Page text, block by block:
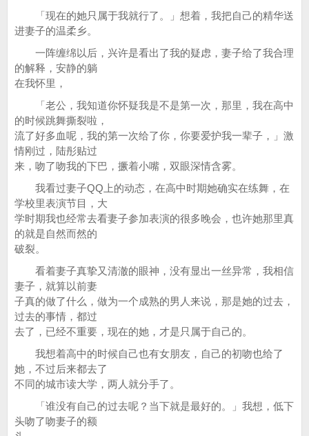
「现在的她只属于我就行了。」想着，我把自己的精华送
进妻子的温柔乡。
一阵缠绵以后，兴许是看出了我的疑虑，妻子给了我合理
的解释，安静的躺
在我怀里，
「老公，我知道你怀疑我是不是第一次，那里，我在高中
的时候跳舞撕裂啦，
流了好多血呢，我的第一次给了你，你要爱护我一辈子，」激
情刚过，陆彤贴过
来，吻了吻我的下巴，撅着小嘴，双眼深情含雾。
我看过妻子QQ上的动态，在高中时期她确实在练舞，在
学校里表演节目，大
学时期我也经常去看妻子参加表演的很多晚会，也许她那里真
的就是自然而然的
破裂。
看着妻子真挚又清澈的眼神，没有显出一丝异常，我相信
妻子，就算以前妻
子真的做了什么，做为一个成熟的男人来说，那是她的过去，
过去的事情，都过
去了，已经不重要，现在的她，才是只属于自己的。
我想着高中的时候自己也有女朋友，自己的初吻也给了
她，不过后来都去了
不同的城市读大学，两人就分手了。
「谁没有自己的过去呢？当下就是最好的。」我想，低下
头吻了吻妻子的额